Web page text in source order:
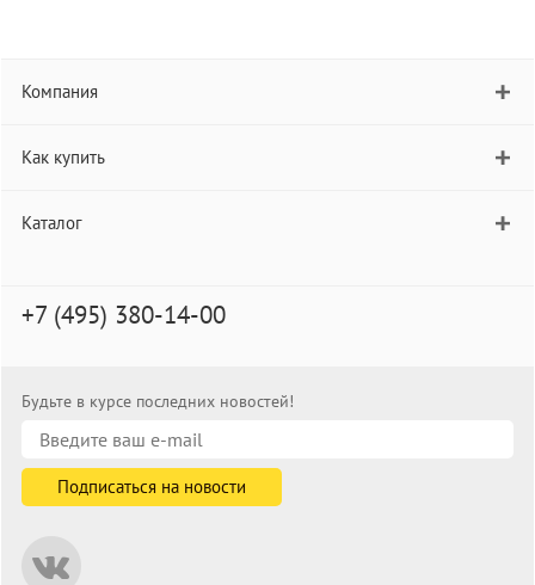
Компания
Как купить
Каталог
+7 (495) 380-14-00
Будьте в курсе последних новостей!